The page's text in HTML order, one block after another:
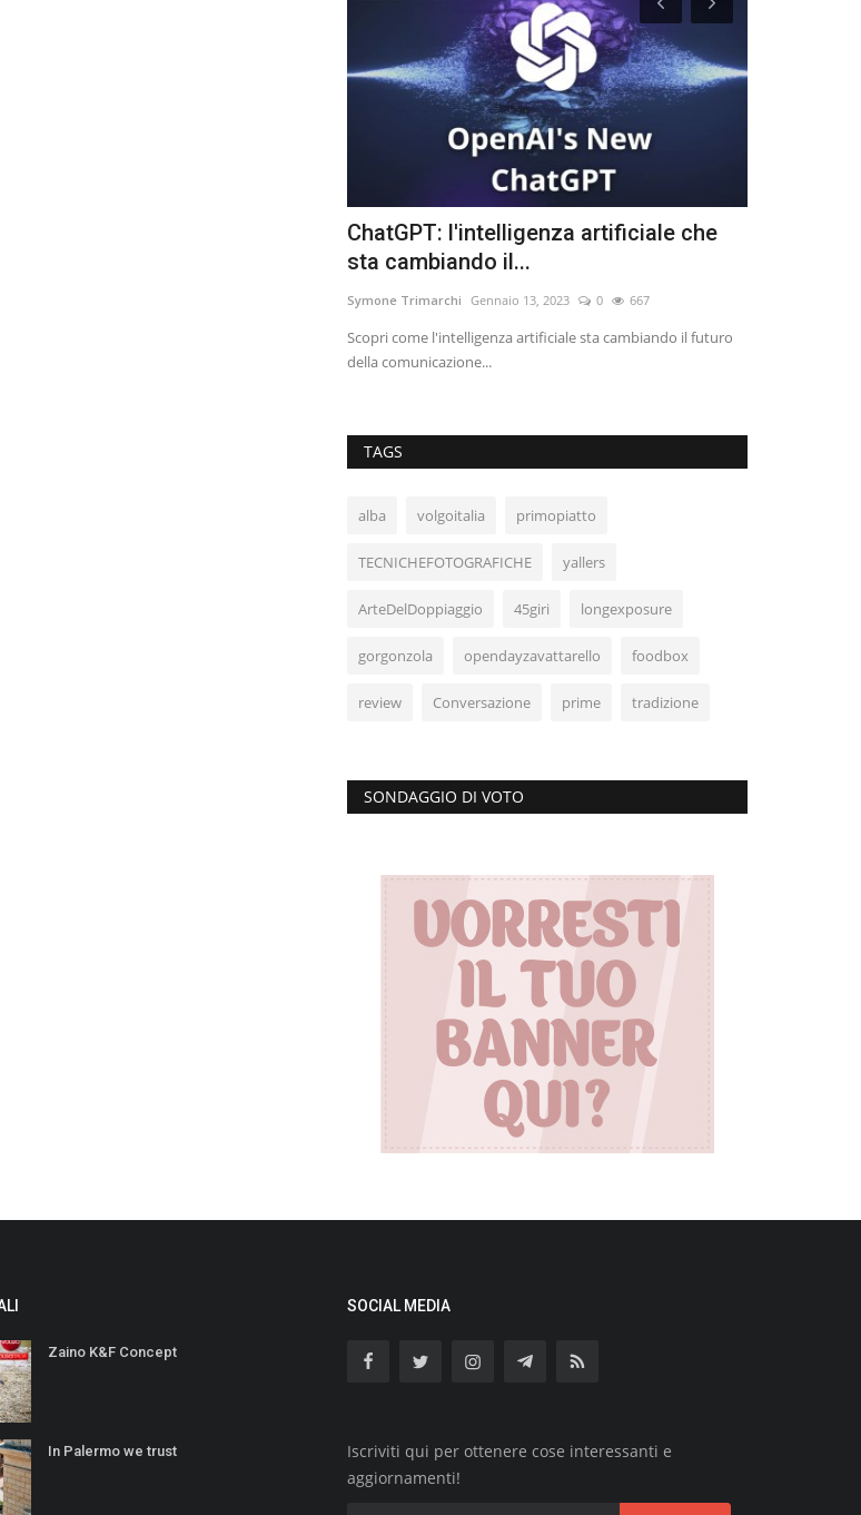
ChatGPT: l'intelligenza artificiale che
sta cambiando il...
Symone Trimarchi Gennaio 13, 2023 0 667
Scopri come l'intelligenza artificiale sta cambiando il futuro
della comunicazione...
TAGS
alba volgoitalia primopiatto
TECNICHEFOTOGRAFICHE yallers
ArteDelDoppiaggio 45giri longexposure
gorgonzola opendayzavattarello foodbox
review Conversazione prime tradizione
SONDAGGIO DI VOTO
Zaino K&F Concept
In Palermo we trust
SOCIAL MEDIA
Iscriviti qui per ottenere cose interessanti e
aggiornamenti!